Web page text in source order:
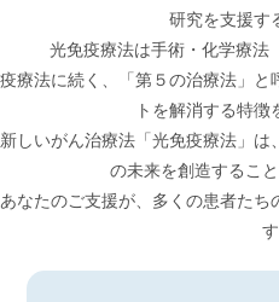
研究を支援す
光免疫療法は手術・化学療法（
疫療法に続く、「第５の治療法」と
トを解消する特徴
新しいがん治療法「光免疫療法」
の未来を創造するこ
あなたのご支援が、多くの患者たち
す